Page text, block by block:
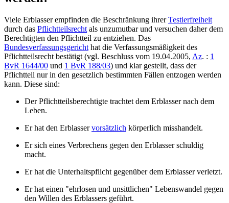
Viele Erblasser empfinden die Beschränkung ihrerTestierfreiheit
durch das Pflichtteilsrecht als unzumutbar und versuchen daher dem
Berechtigten den Pflichtteil zu entziehen. Das
Bundesverfassungsgericht hat die Verfassungsmäßigkeit des
Pflichtteilsrecht bestätigt (vgl. Beschluss vom 19.04.2005, Az. : 1
BvR 1644/00 und 1 BvR 188/03) und klar gestellt, dass der
Pflichtteil nur in den gesetzlich bestimmten Fällen entzogen werden
kann. Diese sind:
Der Pflichtteilsberechtigte trachtet dem Erblasser nach dem
Leben.
Er hat den Erblasservorsätzlich körperlich misshandelt.
Er sich eines Verbrechens gegen den Erblasser schuldig
macht.
Er hat die Unterhaltspflicht gegenüber dem Erblasser verletzt.
Er hat einen "ehrlosen und unsittlichen" Lebenswandel gegen
den Willen des Erblassers geführt.